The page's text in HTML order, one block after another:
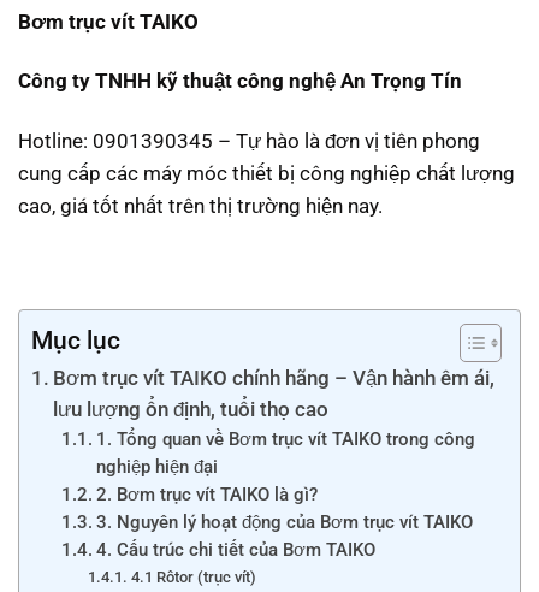
Bơm trục vít TAIKO
Công ty TNHH kỹ thuật công nghệ An Trọng Tín
Hotline: 0901390345 – Tự hào là đơn vị tiên phong
cung cấp các máy móc thiết bị công nghiệp chất lượng
cao, giá tốt nhất trên thị trường hiện nay.
Mục lục
Bơm trục vít TAIKO chính hãng – Vận hành êm ái,
lưu lượng ổn định, tuổi thọ cao
1. Tổng quan về Bơm trục vít TAIKO trong công
nghiệp hiện đại
2. Bơm trục vít TAIKO là gì?
3. Nguyên lý hoạt động của Bơm trục vít TAIKO
4. Cấu trúc chi tiết của Bơm TAIKO
4.1 Rôtor (trục vít)